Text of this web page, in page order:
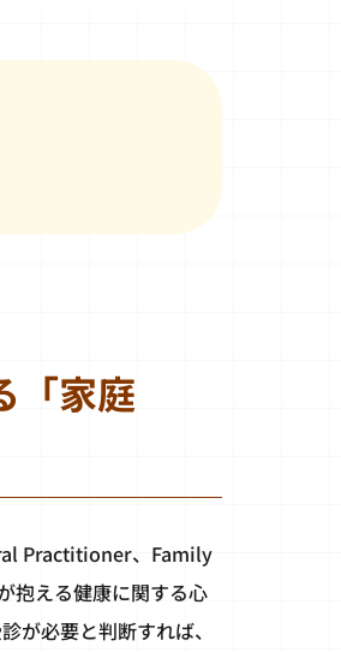
「家庭
Practitioner、Family
抱える健康に関する心
が必要と判断すれば、